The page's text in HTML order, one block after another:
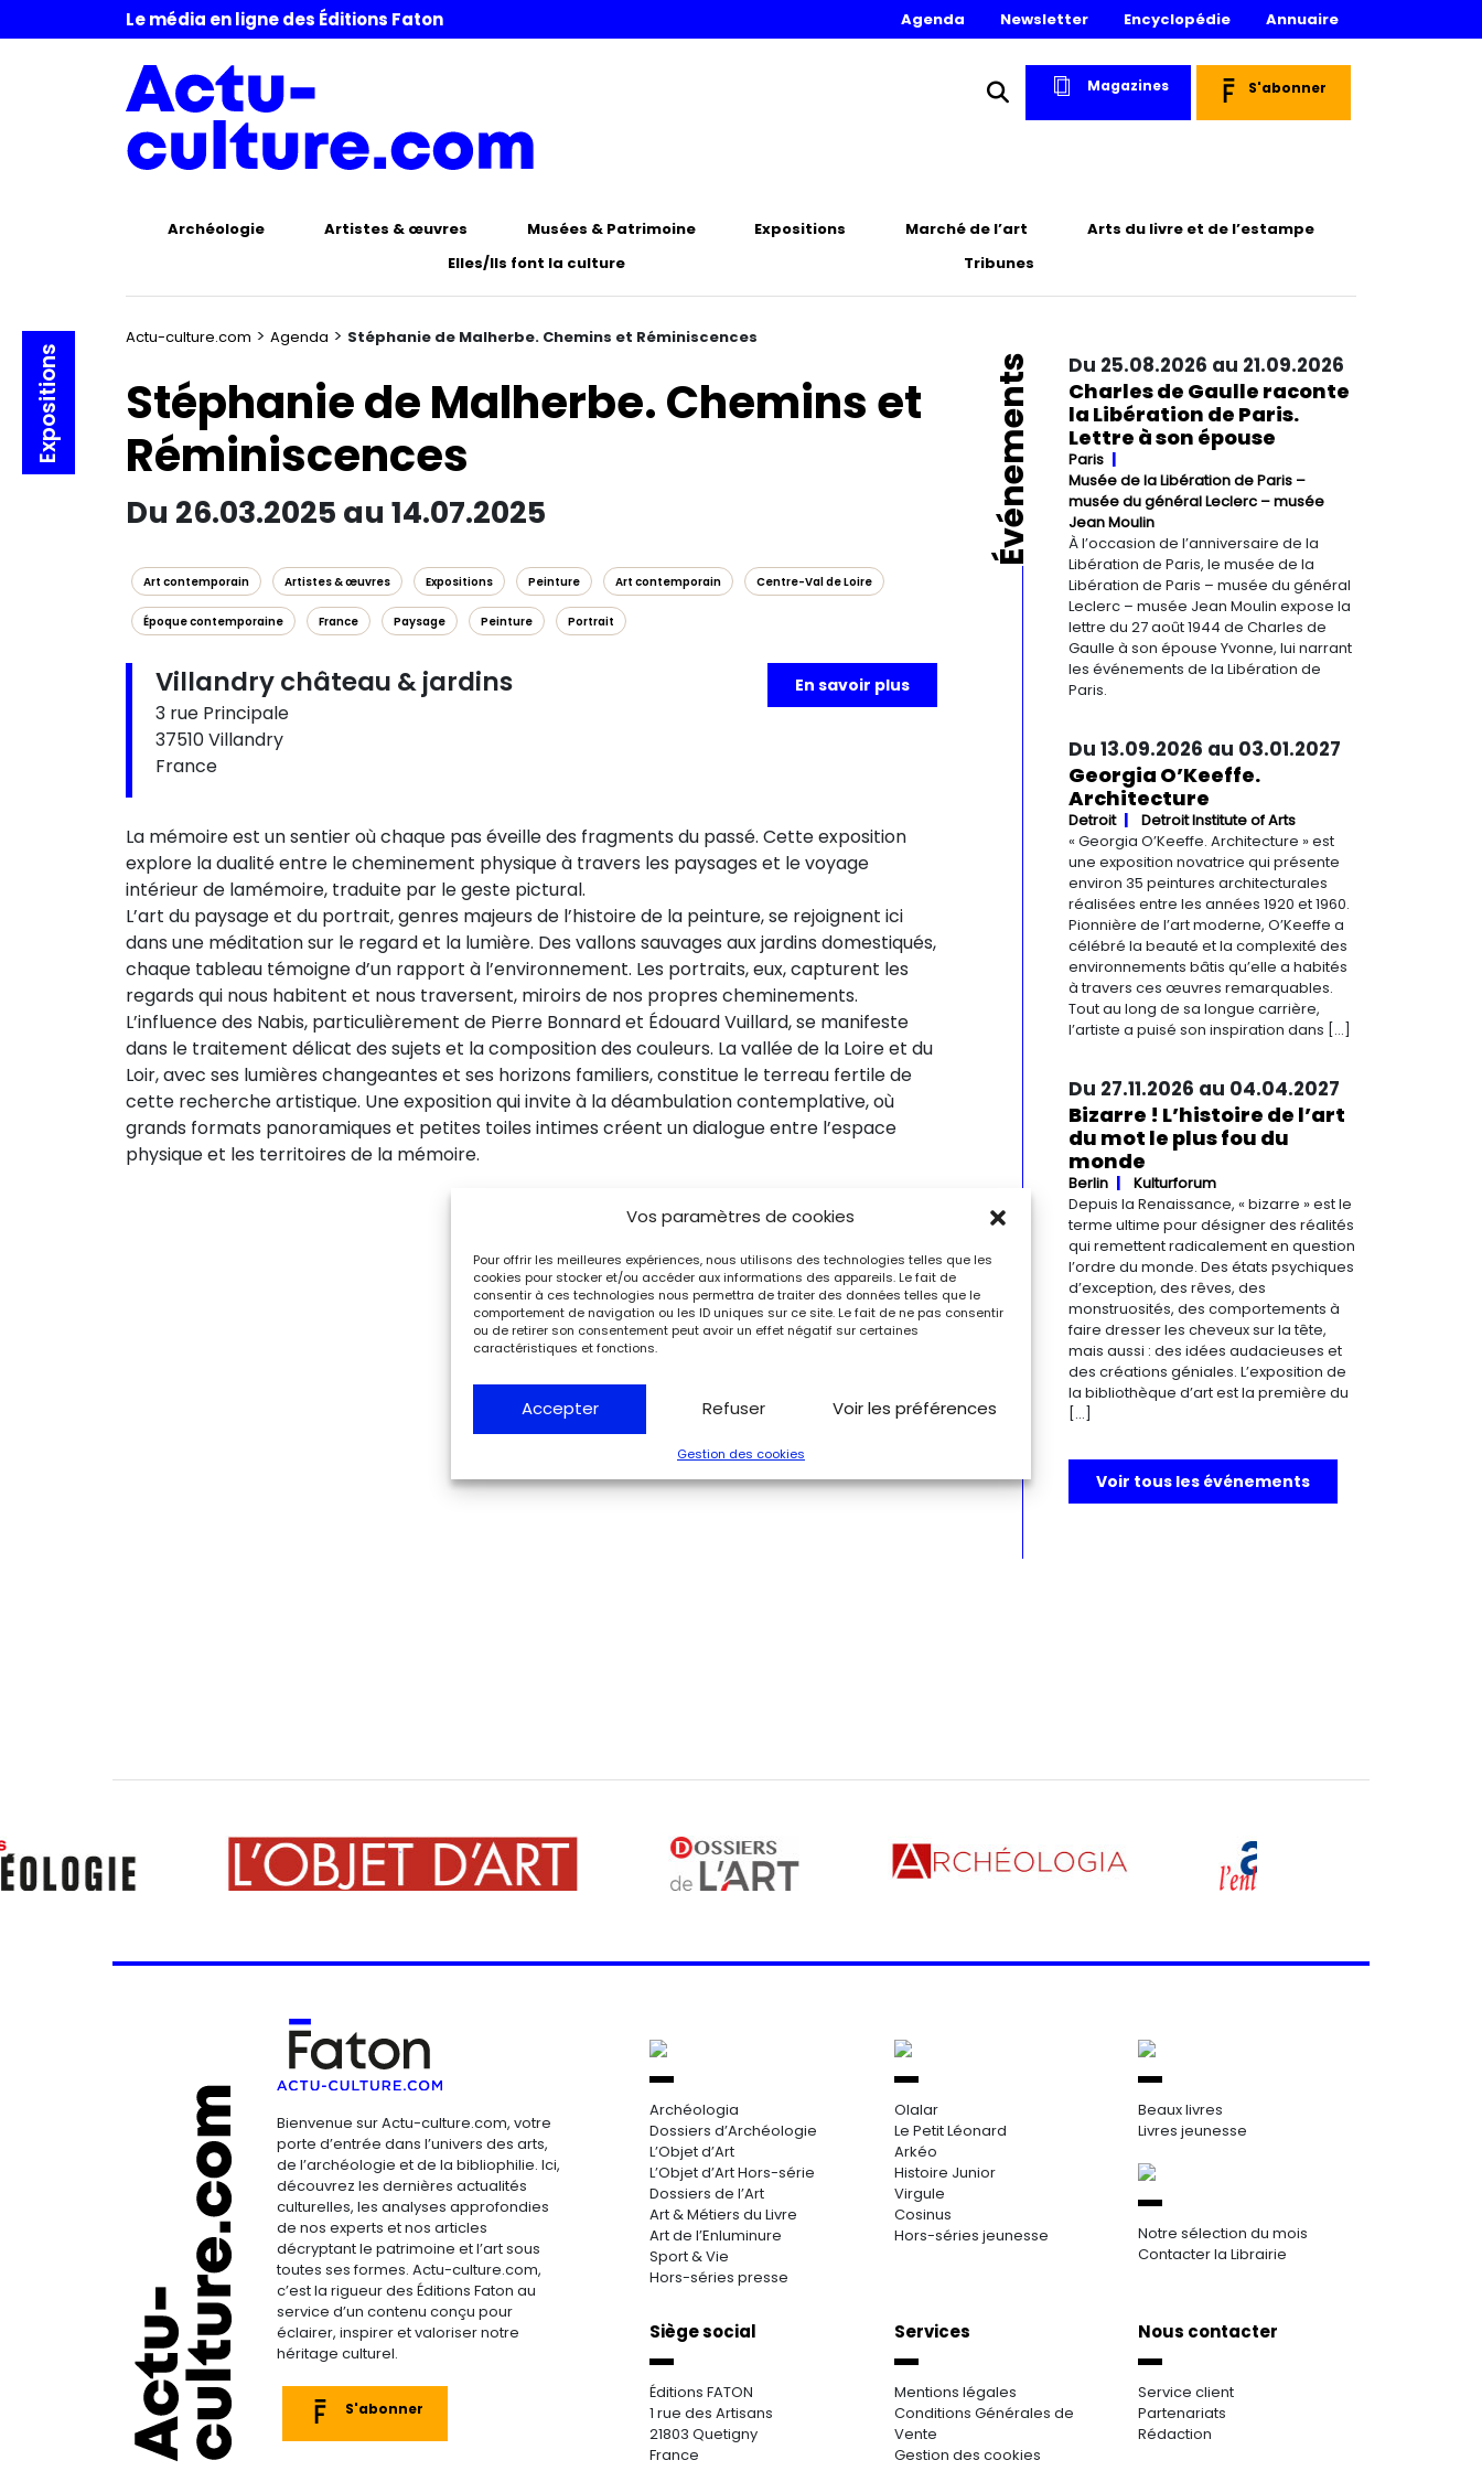
Vos paramètres de cookies
Pour offrir les meilleures expériences, nous utilisons des technologies telles que les
cookies pour stocker et/ou accéder aux informations des appareils. Le fait de
consentir à ces technologies nous permettra de traiter des données telles que le
comportement de navigation ou les ID uniques sur ce site. Le fait de ne pas consentir
ou de retirer son consentement peut avoir un effet négatif sur certaines
caractéristiques et fonctions.
Accepter Refuser Voir les préférences
Gestion des cookies
Le média en ligne des Éditions Faton Agenda Newsletter Encyclopédie Annuaire
Magazines S'abonner
Archéologie Artistes & œuvres Musées & Patrimoine Expositions Marché de l’art
Arts du livre et de l’estampe
Elles/Ils font la culture
Tribunes
Actu-culture.com > Agenda > Stéphanie de Malherbe. Chemins et Réminiscences
Expositions
Stéphanie de Malherbe. Chemins et
Réminiscences
Du 26.03.2025 au 14.07.2025
Art contemporain Artistes & œuvres Expositions Peinture Art contemporain Centre-Val de Loire
Époque contemporaine France Paysage Peinture Portrait
Villandry château & jardins
3 rue Principale
37510 Villandry
France
En savoir plus
La mémoire est un sentier où chaque pas éveille des fragments du passé. Cette exposition
explore la dualité entre le cheminement physique à travers les paysages et le voyage
intérieur de lamémoire, traduite par le geste pictural.
L’art du paysage et du portrait, genres majeurs de l’histoire de la peinture, se rejoignent ici
dans une méditation sur le regard et la lumière. Des vallons sauvages aux jardins domestiqués,
chaque tableau témoigne d’un rapport à l’environnement. Les portraits, eux, capturent les
regards qui nous habitent et nous traversent, miroirs de nos propres cheminements.
L’influence des Nabis, particulièrement de Pierre Bonnard et Édouard Vuillard, se manifeste
dans le traitement délicat des sujets et la composition des couleurs. La vallée de la Loire et du
Loir, avec ses lumières changeantes et ses horizons familiers, constitue le terreau fertile de
cette recherche artistique. Une exposition qui invite à la déambulation contemplative, où
grands formats panoramiques et petites toiles intimes créent un dialogue entre l’espace
physique et les territoires de la mémoire.
Événements Du 25.08.2026 au 21.09.2026
Charles de Gaulle raconte
la Libération de Paris.
Lettre à son épouse
Paris
Musée de la Libération de Paris –
musée du général Leclerc – musée
Jean Moulin
À l’occasion de l’anniversaire de la
Libération de Paris, le musée de la
Libération de Paris – musée du général
Leclerc – musée Jean Moulin expose la
lettre du 27 août 1944 de Charles de
Gaulle à son épouse Yvonne, lui narrant
les événements de la Libération de
Paris.
Du 13.09.2026 au 03.01.2027
Georgia O’Keeffe.
Architecture
Detroit
Detroit Institute of Arts
« Georgia O’Keeffe. Architecture » est
une exposition novatrice qui présente
environ 35 peintures architecturales
réalisées entre les années 1920 et 1960.
Pionnière de l’art moderne, O’Keeffe a
célébré la beauté et la complexité des
environnements bâtis qu’elle a habités
à travers ces œuvres remarquables.
Tout au long de sa longue carrière,
l’artiste a puisé son inspiration dans […]
Du 27.11.2026 au 04.04.2027
Bizarre ! L’histoire de l’art
du mot le plus fou du
monde
Berlin
Kulturforum
Depuis la Renaissance, « bizarre » est le
terme ultime pour désigner des réalités
qui remettent radicalement en question
l’ordre du monde. Des états psychiques
d’exception, des rêves, des
monstruosités, des comportements à
faire dresser les cheveux sur la tête,
mais aussi : des idées audacieuses et
des créations géniales. L’exposition de
la bibliothèque d’art est la première du
[…]
Voir tous les événements
Bienvenue sur Actu-culture.com, votre
porte d’entrée dans l’univers des arts,
de l’archéologie et de la bibliophilie. Ici,
découvrez les dernières actualités
culturelles, les analyses approfondies
de nos experts et nos articles
décryptant le patrimoine et l’art sous
toutes ses formes. Actu-culture.com,
c’est la rigueur des Éditions Faton au
service d’un contenu conçu pour
éclairer, inspirer et valoriser notre
héritage culturel.
S'abonner
Archéologia
Dossiers d’Archéologie
L’Objet d’Art
L’Objet d’Art Hors-série
Dossiers de l’Art
Art & Métiers du Livre
Art de l’Enluminure
Sport & Vie
Hors-séries presse
Olalar
Le Petit Léonard
Arkéo
Histoire Junior
Virgule
Cosinus
Hors-séries jeunesse
Beaux livres
Livres jeunesse
Notre sélection du mois
Contacter la Librairie
Siège social
Éditions FATON
1 rue des Artisans
21803 Quetigny
France
Services
Mentions légales
Conditions Générales de
Vente
Gestion des cookies
Nous contacter
Service client
Partenariats
Rédaction